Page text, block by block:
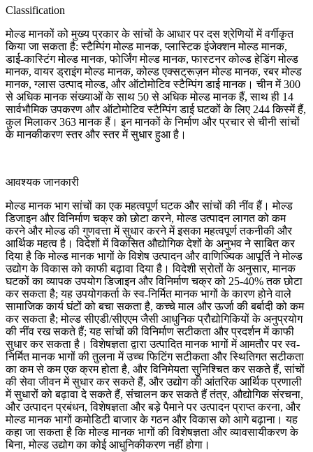
Classification
मोल्ड मानकों को मुख्य प्रकार के सांचों के आधार पर दस श्रेणियों में वर्गीकृत
किया जा सकता है: स्टैम्पिंग मोल्ड मानक, प्लास्टिक इंजेक्शन मोल्ड मानक,
डाई-कास्टिंग मोल्ड मानक, फोर्जिंग मोल्ड मानक, फास्टनर कोल्ड हेडिंग मोल्ड
मानक, वायर ड्राइंग मोल्ड मानक, कोल्ड एक्सट्रूज़न मोल्ड मानक, रबर मोल्ड
मानक, ग्लास उत्पाद मोल्ड, और ऑटोमोटिव स्टैम्पिंग डाई मानक। चीन में 300
से अधिक मानक संख्याओं के साथ 50 से अधिक मोल्ड मानक हैं, साथ ही 14
सार्वभौमिक उपकरण और ऑटोमोटिव स्टैम्पिंग डाई घटकों के लिए 244 किस्में हैं,
कुल मिलाकर 363 मानक हैं। इन मानकों के निर्माण और प्रचार से चीनी सांचों
के मानकीकरण स्तर और स्तर में सुधार हुआ है।
आवश्यक जानकारी
मोल्ड मानक भाग सांचों का एक महत्वपूर्ण घटक और सांचों की नींव हैं। मोल्ड
डिजाइन और विनिर्माण चक्र को छोटा करने, मोल्ड उत्पादन लागत को कम
करने और मोल्ड की गुणवत्ता में सुधार करने में इसका महत्वपूर्ण तकनीकी और
आर्थिक महत्व है। विदेशों में विकसित औद्योगिक देशों के अनुभव ने साबित कर
दिया है कि मोल्ड मानक भागों के विशेष उत्पादन और वाणिज्यिक आपूर्ति ने मोल्ड
उद्योग के विकास को काफी बढ़ावा दिया है। विदेशी स्रोतों के अनुसार, मानक
घटकों का व्यापक उपयोग डिजाइन और विनिर्माण चक्र को 25-40% तक छोटा
कर सकता है; यह उपयोगकर्ता के स्व-निर्मित मानक भागों के कारण होने वाले
सामाजिक कार्य घंटों को बचा सकता है, कच्चे माल और ऊर्जा की बर्बादी को कम
कर सकता है; मोल्ड सीएडी/सीएएम जैसी आधुनिक प्रौद्योगिकियों के अनुप्रयोग
की नींव रख सकते हैं; यह सांचों की विनिर्माण सटीकता और प्रदर्शन में काफी
सुधार कर सकता है। विशेषज्ञता द्वारा उत्पादित मानक भागों में आमतौर पर स्व-
निर्मित मानक भागों की तुलना में उच्च फिटिंग सटीकता और स्थितिगत सटीकता
का कम से कम एक क्रम होता है, और विनिमेयता सुनिश्चित कर सकते हैं, सांचों
की सेवा जीवन में सुधार कर सकते हैं, और उद्योग की आंतरिक आर्थिक प्रणाली
में सुधारों को बढ़ावा दे सकते हैं, संचालन कर सकते हैं तंत्र, औद्योगिक संरचना,
और उत्पादन प्रबंधन, विशेषज्ञता और बड़े पैमाने पर उत्पादन प्राप्त करना, और
मोल्ड मानक भागों कमोडिटी बाजार के गठन और विकास को आगे बढ़ाना। यह
कहा जा सकता है कि मोल्ड मानक भागों की विशेषज्ञता और व्यावसायीकरण के
बिना, मोल्ड उद्योग का कोई आधुनिकीकरण नहीं होगा।